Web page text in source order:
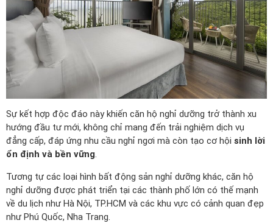
Sự kết hợp độc đáo này khiến căn hộ nghỉ dưỡng trở thành xu
hướng đầu tư mới, không chỉ mang đến trải nghiệm dịch vụ
đẳng cấp, đáp ứng nhu cầu nghỉ ngơi mà còn tạo cơ hội sinh lời
ổn định và bền vững.
Tương tự các loại hình bất động sản nghỉ dưỡng khác, căn hộ
nghỉ dưỡng được phát triển tại các thành phố lớn có thế mạnh
về du lịch như Hà Nội, TP.HCM và các khu vực có cảnh quan đẹp
như Phú Quốc, Nha Trang.